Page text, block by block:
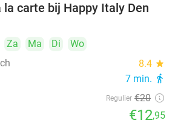
35%
la carte bij Happy Italy Den
Za Ma Di
Wo
8.4 star
7 min. directions_walk
Regulier €20
€12,95